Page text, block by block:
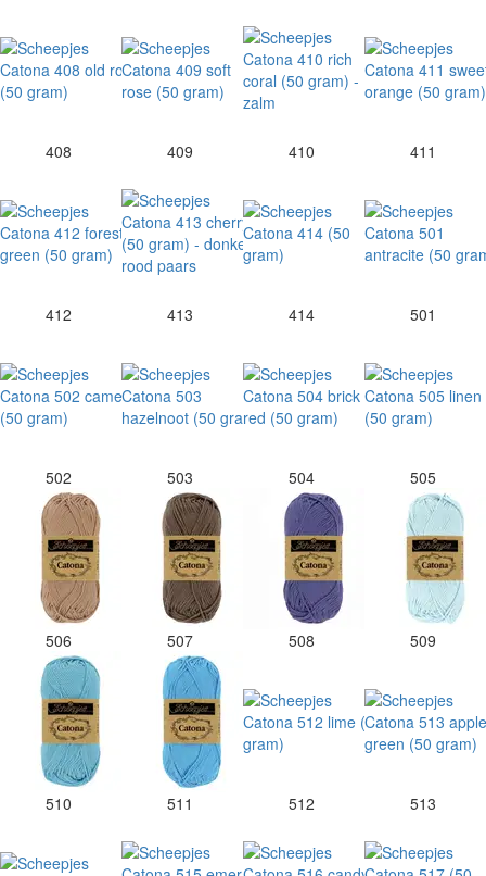
408 409 410 411
412 413 414 501
502 503 504 505
506 507 508 509
510 511 512 513